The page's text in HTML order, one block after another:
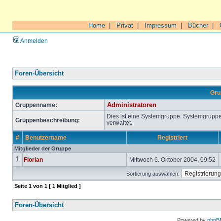
Home Privat Impressum Bücher|
Anmelden
Foren-Übersicht
Gruppenname:
Administratoren
Gruppenbeschreibung:
Dies ist eine Systemgruppe.
verwaltet.
# Benutzername Registriert
Mitglieder der Gruppe
1 Florian Mittwoch 6. Oktober 2004, 09:52
Sortierung auswählen:
Seite 1 von 1 [ 1 Mitglied ]
Foren-Übersicht